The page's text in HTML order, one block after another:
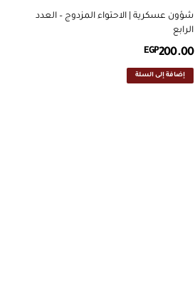
شؤون عسكرية | الاحتواء المزدوج – العدد
الرابع
EGP200.00
إضافة إلى السلة